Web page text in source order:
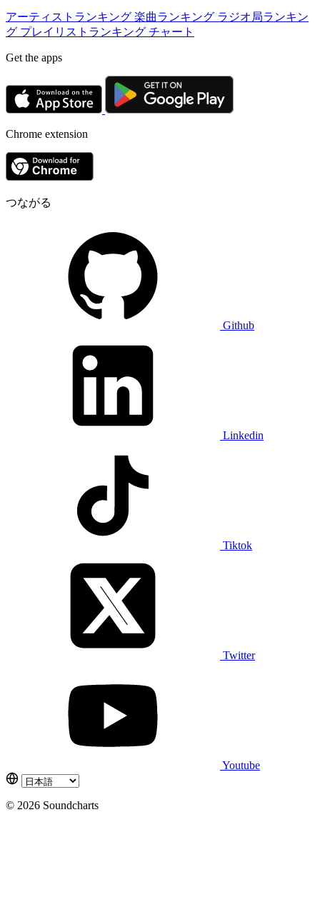
アーティストランキング 楽曲ランキング ラジオ局ランキン
グ プレイリストランキング チャート
Get the apps
Chrome extension
つながる
Github
Linkedin
Tiktok
Twitter
Youtube
© 2026 Soundcharts